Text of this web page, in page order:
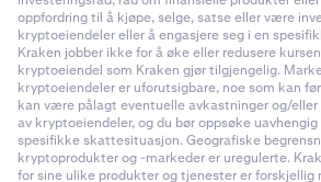
oppfordring til å kjøpe, selge, satse eller være
kryptoeiendeler eller å engasjere seg i en
Kraken jobber ikke for å øke eller redusere
kryptoeiendel som Kraken gjør tilgjengelig.
kryptoeiendeler er uforutsigbare, noe som kan
kan være pålagt eventuelle avkastninger og/
av kryptoeiendeler, og du bør oppsøke
spesifikke skattesituasjon. Geografiske
kryptoprodukter og -markeder er uregulerte.
for sine ulike produkter og tjenester er forskjellig